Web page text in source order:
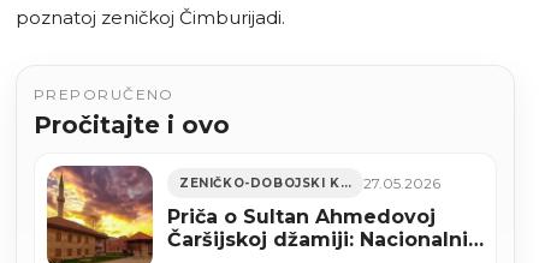
poznatoj zeničkoj Čimburijadi.
PREPORUČENO
Pročitajte i ovo
ZENIČKO-DOBOJSKI KANTON 27.05.2026
Priča o Sultan Ahmedovoj
Čaršijskoj džamiji: Nacionalni